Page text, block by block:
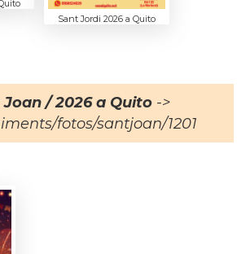
Sant Jordi 2026 a Quito
Joan / 2026 a Quito ->
fotos/santjoan/1201